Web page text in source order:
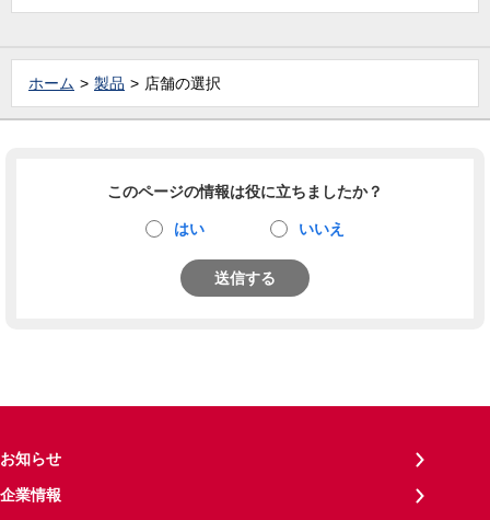
ホーム 製品 店舗の選択
このページの情報は役に立ちましたか？
はい いいえ
送信する
お知らせ
企業情報